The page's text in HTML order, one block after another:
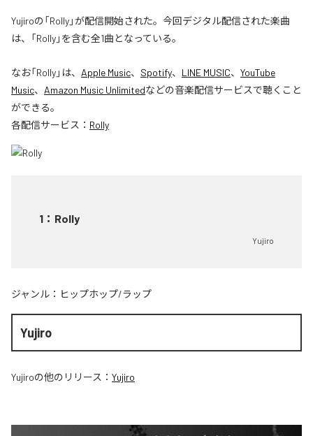
Yujiroの「Rolly」が配信開始された。今回デジタル配信された楽曲
は、「Rolly」を含む全1曲となっている。
なお「Rolly」は、 Apple Music、 Spotify、 LINE MUSIC、 YouTube
Music、 Amazon Music Unlimitedなどの音楽配信サービスで聴くこと
ができる。
各配信サービス： Rolly
1 ： Rolly
Yujiro
ジャンル： ヒップホップ/ラップ
Yujiro
Yujiroの他のリリース： Yujiro